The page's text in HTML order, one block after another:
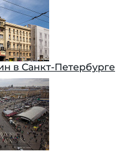
в Санкт-Петербурге